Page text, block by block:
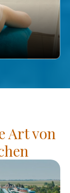
Art von